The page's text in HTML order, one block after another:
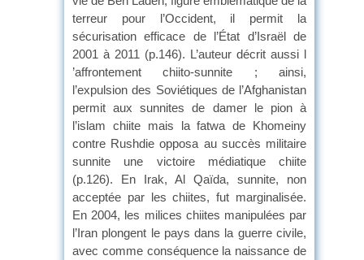
terreur pour l’Occident, il permit la
sécurisation efficace de l’État d’Israël de
2001 à 2011 (p.146). L’auteur décrit aussi l
’affrontement chiito-sunnite ; ainsi,
l’expulsion des Soviétiques de l’Afghanistan
permit aux sunnites de damer le pion à
l’islam chiite mais la fatwa de Khomeiny
contre Rushdie opposa au succès militaire
sunnite une victoire médiatique chiite
(p.126). En Irak, Al Qaïda, sunnite, non
acceptée par les chiites, fut marginalisée.
En 2004, les milices chiites manipulées par
l’Iran plongent le pays dans la guerre civile,
avec comme conséquence la naissance de